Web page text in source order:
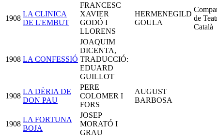
1908
LA CLINICA
DE L'EMBUT
FRANCESC
XAVIER
GODÓ I
LLORENS
HERMENEGILD
GOULA
de
Català
1908 LA CONFESSIÓ
JOAQUIM
DICENTA,
TRADUCCIÓ:
EDUARD
GUILLOT
1908
LA DÈRIA DE
DON PAU
PERE
COLOMER I
FORS
AUGUST
BARBOSA
1908
LA FORTUNA
BOJA
JOSEP
MORATÓ I
GRAU